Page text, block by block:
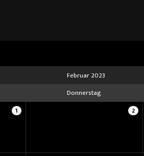
Februar 2023
Donnerstag
1 2